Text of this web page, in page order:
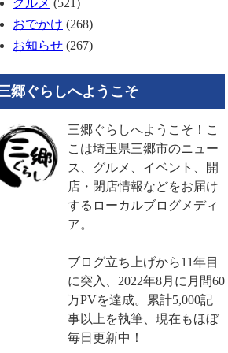
グルメ (521)
おでかけ (268)
お知らせ (267)
郷ぐらしへようこそ
三郷ぐらしへようこそ！こ
こは埼玉県三郷市のニュー
ス、グルメ、イベント、開
店・閉店情報などをお届け
するローカルブログメディ
ア。
ブログ立ち上げから11年目
に突入、2022年8月に月間60
万PVを達成。累計5,000記
事以上を執筆、現在もほぼ
毎日更新中！